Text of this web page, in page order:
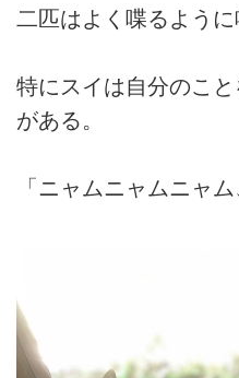
二匹はよく喋るように
特にスイは自分のこ
がある。
「ニャムニャムニャ